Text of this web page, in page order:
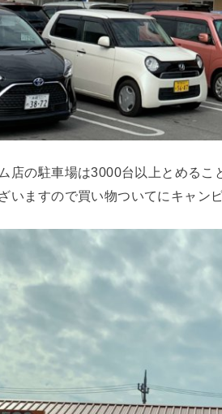
店の駐車場は3000台以上とめるこ
いますので買い物ついてにキャン